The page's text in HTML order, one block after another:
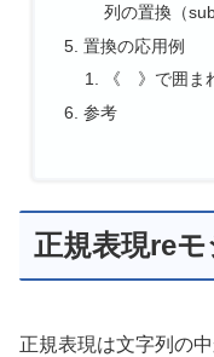
列の置換（sub
置換の応用例
《 》で囲ま
参考
正規表現re
正規表現は文字列の